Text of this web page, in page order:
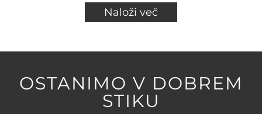
Naloži več
OSTANIMO V DOBREM
STIKU